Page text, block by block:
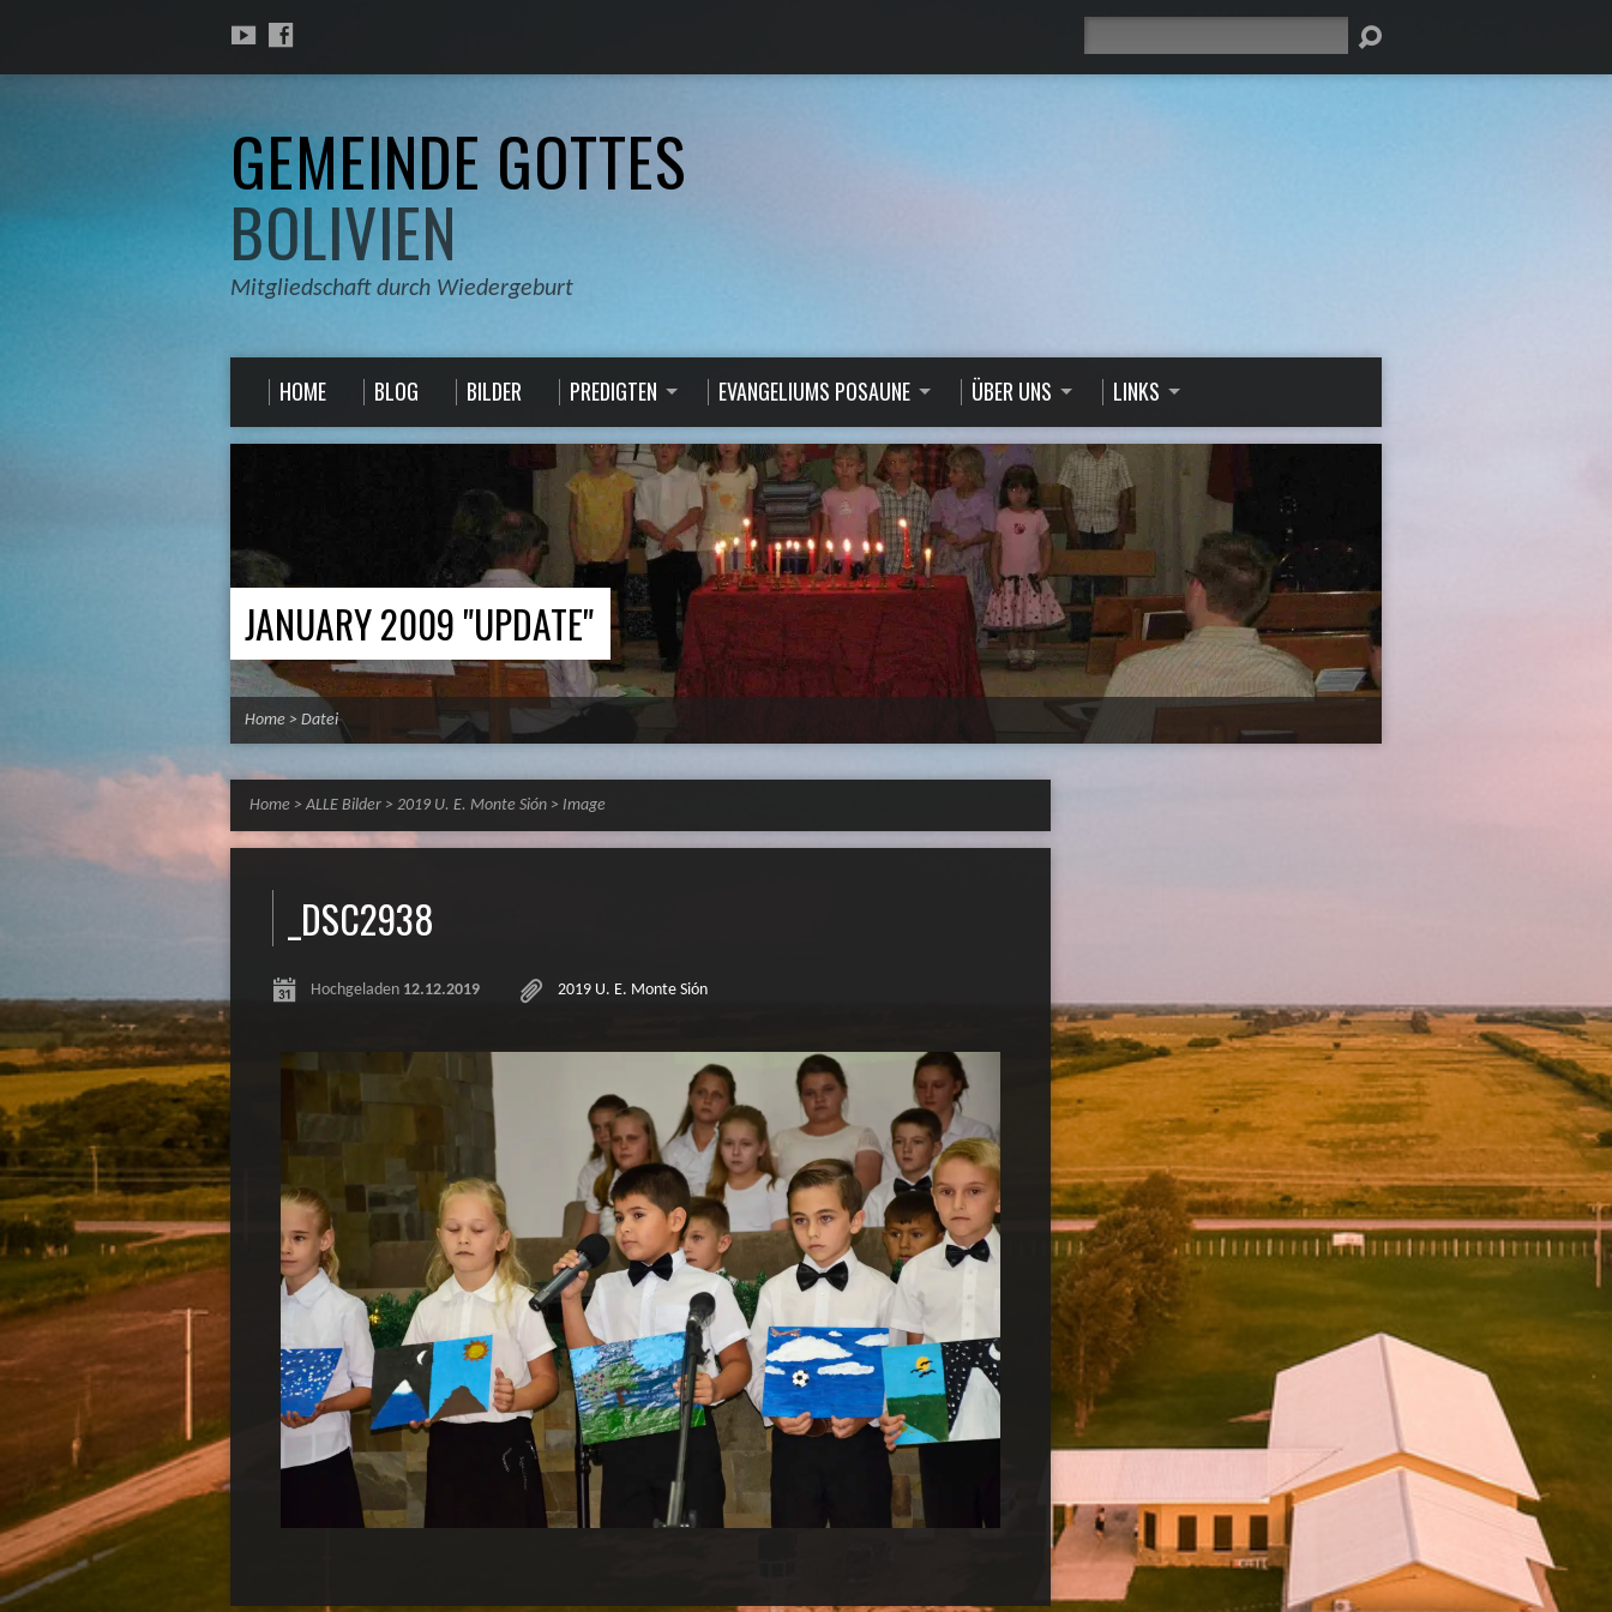
GEMEINDE GOTTES
BOLIVIEN
Mitgliedschaft durch Wiedergeburt
HOME BLOG BILDER PREDIGTEN EVANGELIUMS POSAUNE ÜBER UNS LINKS
JANUARY 2009 "UPDATE"
Home > Datei
Home > ALLE Bilder > 2019 U. E. Monte Sión > Image
_DSC2938
Hochgeladen 12.12.2019 2019 U. E. Monte Sión